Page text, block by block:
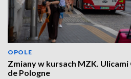
OPOLE
Zmiany w kursach MZK.
de Pologne